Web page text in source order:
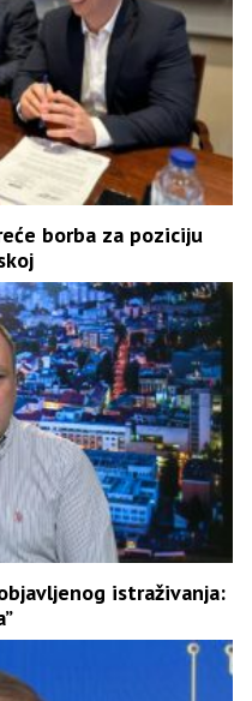
borba za poziciju
istraživanja: